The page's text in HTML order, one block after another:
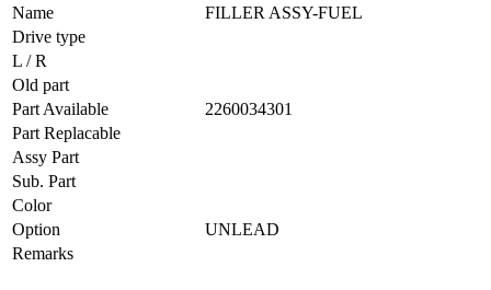
Name
FILLER ASSY-FUEL
Drive type
L / R
Old part
Part Available
2260034301
Part Replacable
Assy Part
Sub. Part
Color
Option
UNLEAD
Remarks